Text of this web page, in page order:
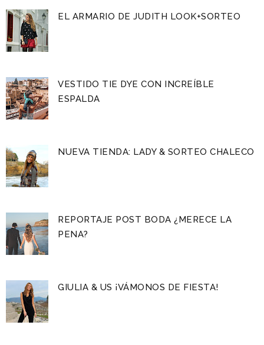
EL ARMARIO DE JUDITH LOOK+SORTEO
VESTIDO TIE DYE CON INCREÍBLE
ESPALDA
NUEVA TIENDA: LADY & SORTEO CHALECO
REPORTAJE POST BODA ¿MERECE LA
PENA?
GIULIA & US ¡VÁMONOS DE FIESTA!